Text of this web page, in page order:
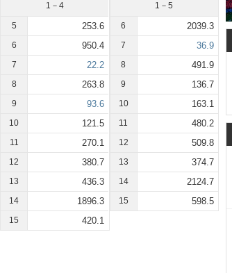
1－4
5 253.6
6 950.4
7 22.2
8 263.8
9 93.6
10 121.5
11 270.1
12 380.7
13 436.3
14 1896.3
15 420.1
1－5
6 2039.3
7 36.9
8 491.9
9 136.7
10 163.1
11 480.2
12 509.8
13 374.7
14 2124.7
15 598.5